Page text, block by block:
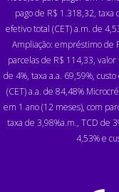
pago de R$ 1.318,32, taxa
efetivo total (CET) a.m. de
Ampliação: empréstimo de
parcelas de R$ 114,33,
de 4%, taxa a.a. 69,59%,
(CET) a.a. de 84,48%
em 1 ano (12 meses), com
taxa de 3,98%a.m., TCD de
4,53% e